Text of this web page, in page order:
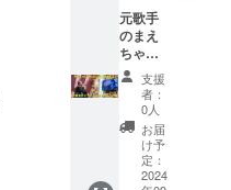
支援で
す！」
と伝え
て提供
させて
いただ
きま
す！ ※
リター
ンは
元歌手
のまえ
ちゃん
が「あ
なたの
ためだ
けのオ
リジナ
ルライ
ヴ」を
支援
者：
0人
お届
け予
定：
2024